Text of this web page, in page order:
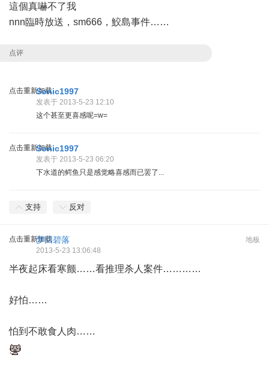
這個真嚇不了我
nnn臨時放送，sm666，鮫島事件……
点评
点击重新加载Sonic1997
发表于 2013-5-23 12:10
这个甚至更喜感呢=w=
点击重新加载Sonic1997
发表于 2013-5-23 06:20
下水道的鳄鱼只是感觉略喜感而已罢了...
支持 反对
点击重新加载 地板
梦回碧落
2013-5-23 13:06:48
半夜起床看寒颤……看推理杀人案件…………
好怕……
怕到不敢食人肉……